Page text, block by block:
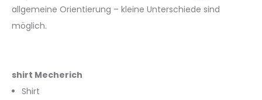
allgemeine Orientierung – kleine Unterschiede sind
möglich.
shirt Mecherich
Shirt